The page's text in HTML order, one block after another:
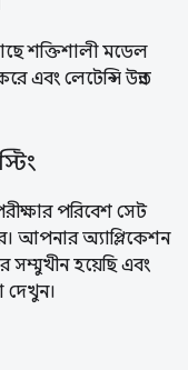
শক্তিশালী মডেল
এবং লেটেন্সি উন্নত
পরিবেশ সেট
আপনার অ্যাপ্লিকেশন
সম্মুখীন হয়েছি এবং
দেখুন।